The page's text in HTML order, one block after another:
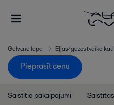
Galvenā lapa Eļļas/gāzes tvaika
Pieprasīt cenu
Saistītie pakalpojumi